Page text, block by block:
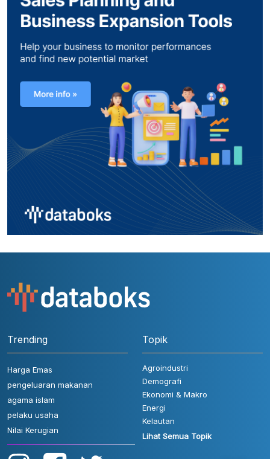
Trending
Harga Emas
pengeluaran makanan
agama islam
pelaku usaha
Nilai Kerugian
Topik
Agroindustri
Demografi
Ekonomi & Makro
Energi
Kelautan
Lihat Semua Topik